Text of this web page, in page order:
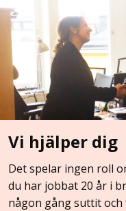
Vi hjälper dig
Det spelar ingen roll
du har jobbat 20 år i
någon gång suttit